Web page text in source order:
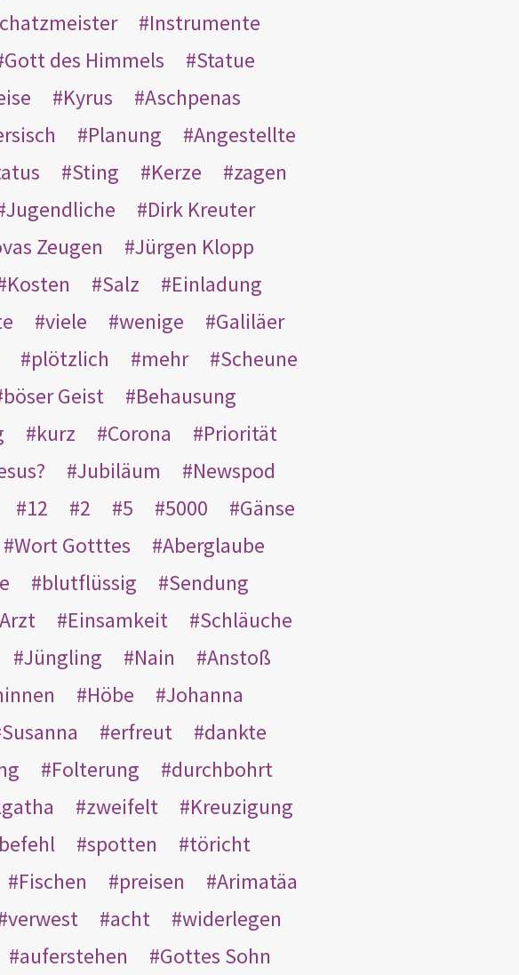
Instrumente
Gott des Himmels
Statue
Kyrus
Aschpenas
Planung
Angestellte
Sting Kerze
zagen
Jugendliche
Dirk Kreuter
Zeugen
Jürgen Klopp
Kosten Salz
Einladung
viele wenige
Galiläer
plötzlich mehr
Scheune
böser Geist
Behausung
kurz Corona
Priorität
Jubiläum
Newspod
12 2 5 5000
Gänse
Wort Gotttes
Aberglaube
blutflüssig
Sendung
Arzt Einsamkeit
Schläuche
Jüngling Nain
Anstoß
Höbe
Johanna
Susanna erfreut
dankte
Folterung
durchbohrt
zweifelt
Kreuzigung
spotten
töricht
Fischen preisen
Arimatäa
verwest acht
widerlegen
auferstehen Gottes Sohn